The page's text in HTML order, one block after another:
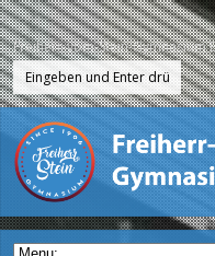
Freiherr-vom-Stein-Gymnasium